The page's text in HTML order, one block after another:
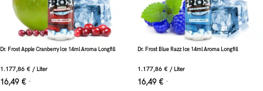
Dr. Frost Apple Cranberry Ice 14ml Aroma Longfill
1.177,86 € / Liter
16,49 € *
Dr. Frost Blue Razz Ice 14ml Aroma Longfill
1.177,86 € / Liter
16,49 € *